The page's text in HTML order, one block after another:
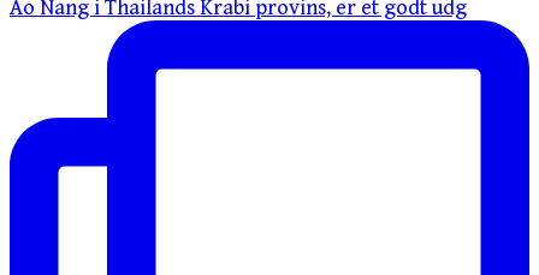
Ao Nang i Thailands Krabi provins, er et godt udg